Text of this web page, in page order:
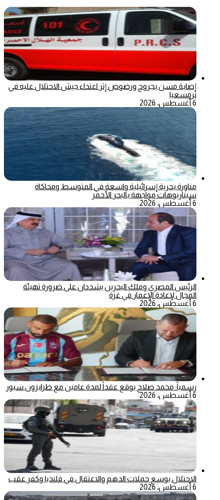
إصابة مسن بجروح ورضوض إثر اعتداء جيش الاحتلال عليه في
ترمسعيا
6 أغسطس، 2026
مناورة بحرية إسرائيلية واسعة في المتوسط ومحاكاة
سيناريوهات مواجهة بالبحر الأحمر
6 أغسطس، 2026
الرئيس المصري وملك البحرين يشددان على ضرورة تهيئة
المجال لإعادة الإعمار في غزة
6 أغسطس، 2026
رسمياً: محمد صلاح يوقع عقداً لمدة عامين مع طرابزون سبور
6 أغسطس، 2026
الاحتلال يوسع حملات الدهم والاعتقال في قلنديا وكفر عقب
6 أغسطس، 2026